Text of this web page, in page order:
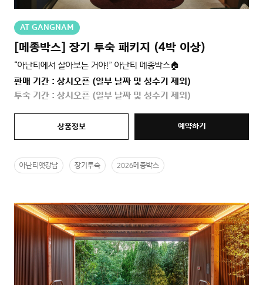
AT GANGNAM
[메종박스] 장기 투숙 패키지 (4박 이상)
“아난티에서 살아보는 거야!” 아난티 메종박스🏠
판매 기간 : 상시오픈 (일부 날짜 및 성수기 제외)
투숙 기간 : 상시오픈 (일부 날짜 및 성수기 제외)
상품정보 예약하기
아난티앳강남 장기투숙 2026메종박스